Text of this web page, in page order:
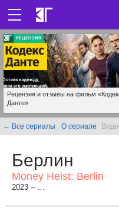
Рецензия и отзывы на фильм
Данте»
← Все сериалы О сериале
Берлин
Money Heist: Berlin
2023 – …